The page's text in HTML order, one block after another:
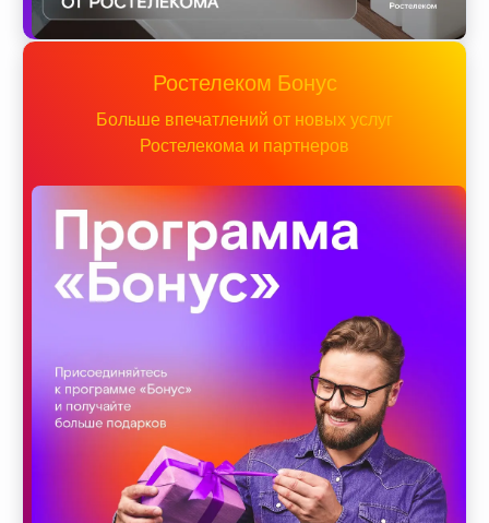
Ростелеком Бонус
Больше впечатлений от новых услуг
Ростелекома и партнеров